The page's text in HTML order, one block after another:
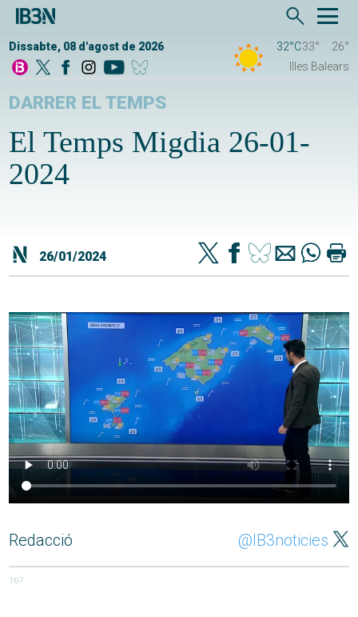
Dissabte, 08 d'agost de 2026 32°C33°
26°
Illes Balears
DARRER EL TEMPS
El Temps Migdia 26-01-
2024
26/01/2024
Redacció @IB3noticies
167